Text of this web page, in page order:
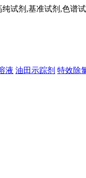
试剂,基准试剂,色谱
液 油田示踪剂 特效除